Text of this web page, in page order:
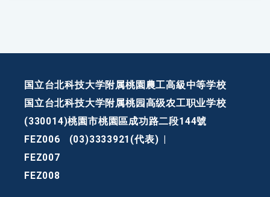
国立台北科技大学附属桃園農工高級中等学校
国立台北科技大学附属桃园高级农工职业学校
(330014)桃園市桃園區成功路二段144號
FEZ006
(03)3333921(代表)
FEZ007
FEZ008